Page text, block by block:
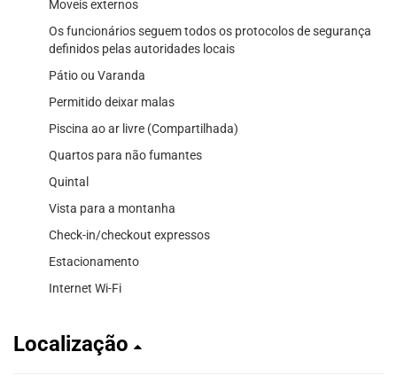
Moveis externos
Os funcionários seguem todos os protocolos de segurança
definidos pelas autoridades locais
Pátio ou Varanda
Permitido deixar malas
Piscina ao ar livre (Compartilhada)
Quartos para não fumantes
Quintal
Vista para a montanha
Check-in/checkout expressos
Estacionamento
Internet Wi-Fi
Localização